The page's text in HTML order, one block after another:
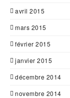
avril 2015
mars 2015
février 2015
janvier 2015
décembre 2014
novembre 2014